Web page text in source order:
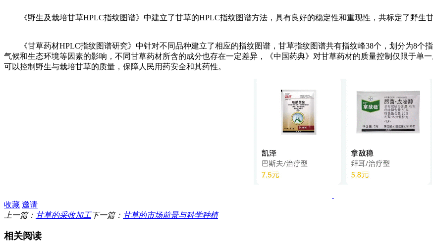
《野生及栽培甘草HPLC指纹图谱》中建立了甘草的HPLC指纹图谱方法，具有良好的稳定性和重现性，共标定了野生甘
《甘草药材HPLC指纹图谱研究》中针对不同品种建立了相应的指纹图谱，甘草指纹图谱共有指纹峰38个，划分为8个
气候和生态环境等因素的影响，不同甘草药材所含的成分也存在一定差异，《中国药典》对甘草药材的质量控制仅限于单
可以控制野生与栽培甘草的质量，保障人民用药安全和其药性。
收藏 邀请
上一篇： 甘草的采收加工下一篇： 甘草的市场前景与科学种植
相关阅读